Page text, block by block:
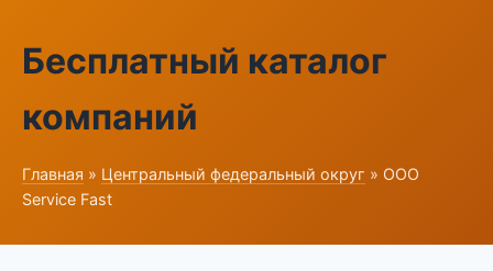
Бесплатный каталог
компаний
Главная » Центральный федеральный округ » ООО
Service Fast